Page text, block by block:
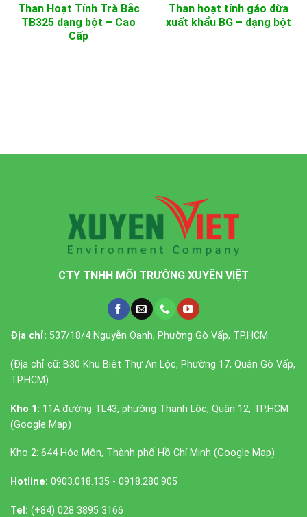
Than Hoạt Tính Trà Bắc
TB325 dạng bột – Cao
Cấp
Than hoạt tính gáo dừa
xuất khẩu BG – dạng bột
CTY TNHH MÔI TRƯỜNG XUYÊN VIỆT
Địa chỉ: 537/18/4 Nguyễn Oanh, Phường Gò Vấp, TP.HCM.
(Địa chỉ cũ: B30 Khu Biệt Thự An Lộc, Phường 17, Quận Gò Vấp,
TP.HCM)
Kho 1: 11A đường TL43, phường Thạnh Lộc, Quận 12, TP.HCM
(Google Map)
Kho 2: 644 Hóc Môn, Thành phố Hồ Chí Minh (Google Map)
Hotline: 0903.018.135 - 0918.280.905
Tel: (+84) 028 3895 3166